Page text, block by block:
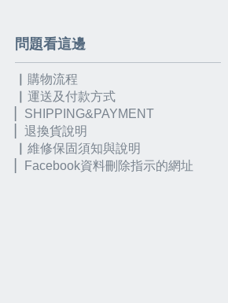
問題看這邊
▏購物流程
▏運送及付款方式
▏SHIPPING&PAYMENT
▏退換貨說明
▏維修保固須知與說明
Facebook資料刪除指示的網址